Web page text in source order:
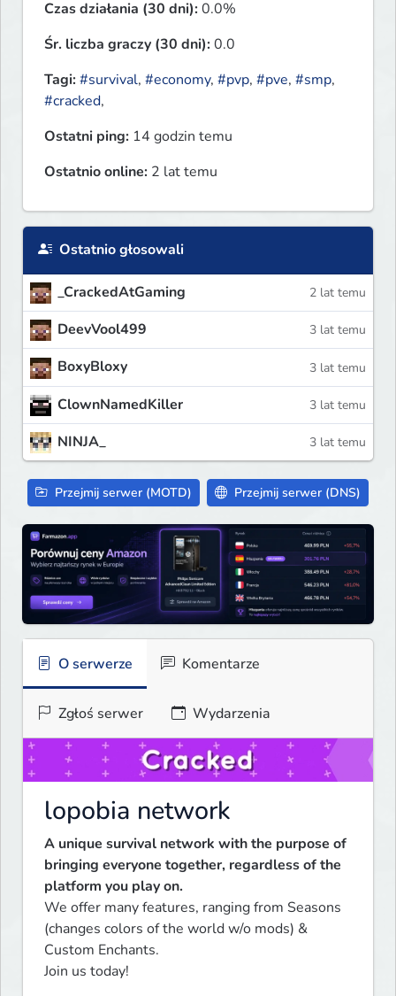
Czas działania (30 dni):0.0%
Śr. liczba graczy (30 dni):0.0
Tagi:#survival, #economy, #pvp, #pve, #smp,
#cracked,
Ostatni ping: 14 godzin temu
Ostatnio online: 2 lat temu
Ostatnio głosowali
_CrackedAtGaming 2 lat temu
DeevVool499 3 lat temu
BoxyBloxy 3 lat temu
ClownNamedKiller 3 lat temu
NINJA_ 3 lat temu
Przejmij serwer (MOTD) Przejmij serwer (DNS)
O serwerze Komentarze
Zgłoś serwer Wydarzenia
lopobia network
A unique survival network with the purpose of
bringing everyone together, regardless of the
platform you play on.
We offer many features, ranging from Seasons
(changes colors of the world w/o mods) &
Custom Enchants.
Join us today!